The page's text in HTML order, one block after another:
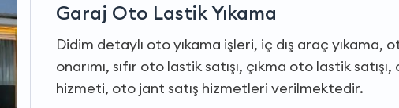
Garaj Oto Lastik Yıkama
Didim detaylı oto yıkama işleri, iç dış araç
onarımı, sıfır oto lastik satışı, çıkma oto lastik
hizmeti, oto jant satış hizmetleri verilmektedir.